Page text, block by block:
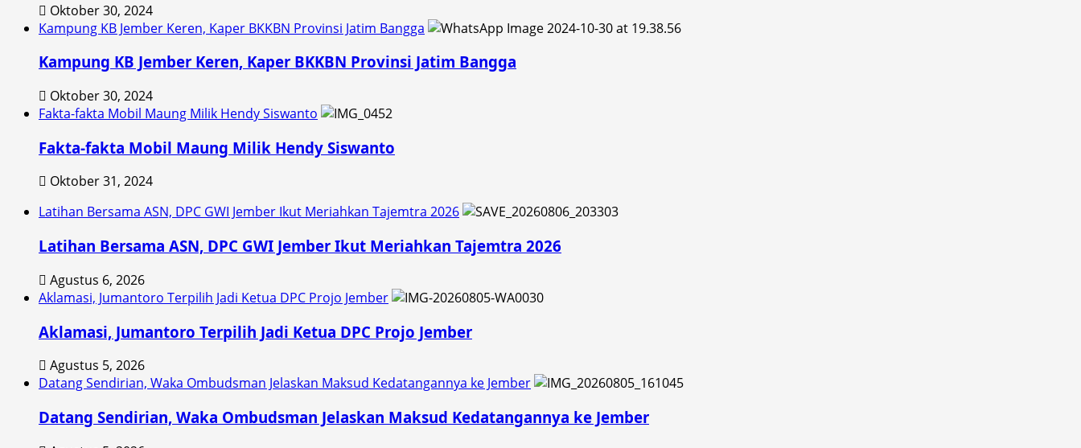
Oktober 30, 2024
Kampung KB Jember Keren, Kaper BKKBN Provinsi Jatim Bangga
Kampung KB Jember Keren, Kaper BKKBN Provinsi Jatim Bangga
Oktober 30, 2024
Fakta-fakta Mobil Maung Milik Hendy Siswanto
Fakta-fakta Mobil Maung Milik Hendy Siswanto
Oktober 31, 2024
Latihan Bersama ASN, DPC GWI Jember Ikut Meriahkan Tajemtra 2026
Latihan Bersama ASN, DPC GWI Jember Ikut Meriahkan Tajemtra 2026
Agustus 6, 2026
Aklamasi, Jumantoro Terpilih Jadi Ketua DPC Projo Jember
Aklamasi, Jumantoro Terpilih Jadi Ketua DPC Projo Jember
Agustus 5, 2026
Datang Sendirian, Waka Ombudsman Jelaskan Maksud Kedatangannya ke Jember
Datang Sendirian, Waka Ombudsman Jelaskan Maksud Kedatangannya ke Jember